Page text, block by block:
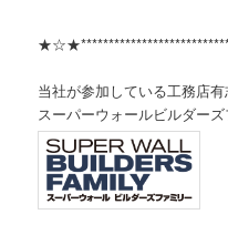
当社が参加している工務店
スーパーウォールビルダー